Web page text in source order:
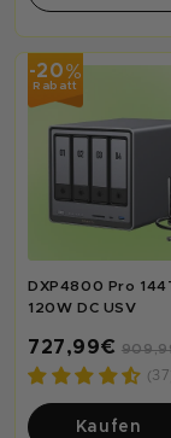
DXP4800 Pro
120W DC USV
727,99€
Kaufen
-20%
Rabatt